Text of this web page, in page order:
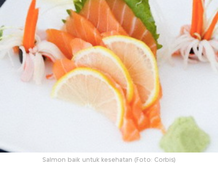
Salmon baik untuk kesehatan (Foto: Corbis)